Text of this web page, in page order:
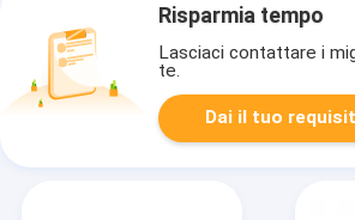
Risparmia tempo
Lasciaci contattare i
te.
Dai il tuo